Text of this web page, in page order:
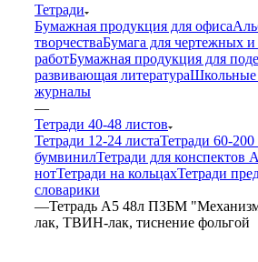
Тетради
Бумажная продукция для офиса
творчестваБумага для чертежных
работБумажная продукция для
развивающая литератураШкольные
журналы
—
Тетради 40-48 листов
Тетради 12-24 листаТетради 60-200
бумвинилТетради для конспектов
нотТетради на кольцахТетради
словарики
—Тетрадь А5 48л ПЗБМ
лак, ТВИН-лак, тиснение фольгой